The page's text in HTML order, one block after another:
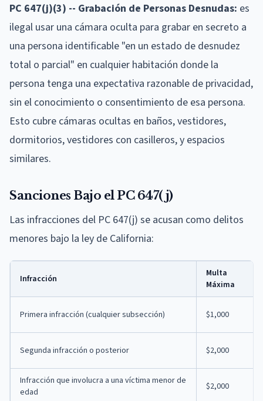
PC 647(j)(3) -- Grabación de Personas Desnudas: es
ilegal usar una cámara oculta para grabar en secreto a
una persona identificable "en un estado de desnudez
total o parcial" en cualquier habitación donde la
persona tenga una expectativa razonable de privacidad,
sin el conocimiento o consentimiento de esa persona.
Esto cubre cámaras ocultas en baños, vestidores,
dormitorios, vestidores con casilleros, y espacios
similares.
Sanciones Bajo el PC 647(j)
Las infracciones del PC 647(j) se acusan como delitos
menores bajo la ley de California:
Infracción
Multa
Máxima
Primera infracción (cualquier subsección) $1,000
Segunda infracción o posterior $2,000
Infracción que involucra a una víctima menor de
edad
$2,000